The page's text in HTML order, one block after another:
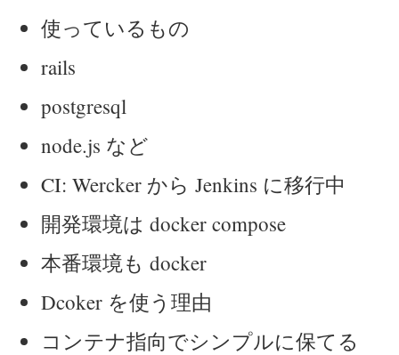
使っているもの
rails
postgresql
node.js など
CI: Wercker から Jenkins に移行中
開発環境は docker compose
本番環境も docker
Dcoker を使う理由
コンテナ指向でシンプルに保てる